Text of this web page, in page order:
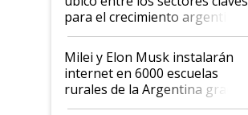
para el crecimiento argentino
Milei y Elon Musk instalarán
internet en 6000 escuelas
rurales de la Argentina gracias
a un acuerdo con Starlink